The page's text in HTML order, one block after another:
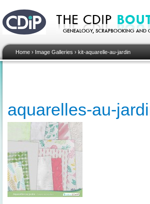
Home › Image Galleries › kit-aquarelle-au-jardin
aquarelles-au-